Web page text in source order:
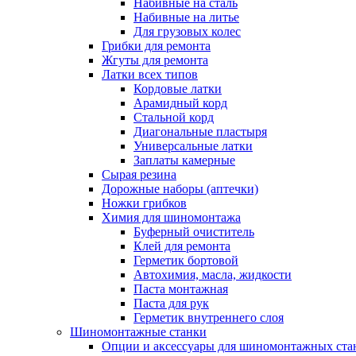
Набивные на сталь
Набивные на литье
Для грузовых колес
Грибки для ремонта
Жгуты для ремонта
Латки всех типов
Кордовые латки
Арамидный корд
Стальной корд
Диагональные пластыря
Универсальные латки
Заплаты камерные
Сырая резина
Дорожные наборы (аптечки)
Ножки грибков
Химия для шиномонтажа
Буферный очиститель
Клей для ремонта
Герметик бортовой
Автохимия, масла, жидкости
Паста монтажная
Паста для рук
Герметик внутреннего слоя
Шиномонтажные станки
Опции и аксессуары для шиномонтажных